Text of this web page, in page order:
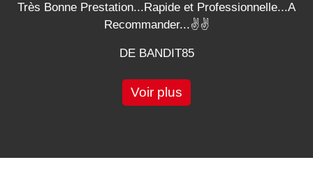
Très Bonne Prestation...Rapide et Professionnelle...A
Recommander...✌️✌️
DE BANDIT85
Voir plus